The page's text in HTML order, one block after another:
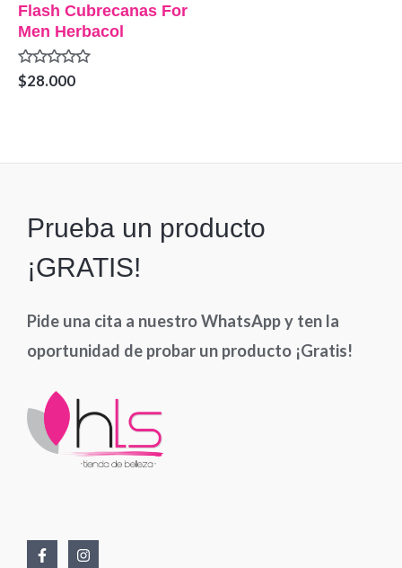
Flash Cubrecanas For
Men Herbacol
Valorado
en
$28.000
Prueba un producto
¡GRATIS!
Pide una cita a nuestro WhatsApp y ten la
oportunidad de probar un producto ¡Gratis!